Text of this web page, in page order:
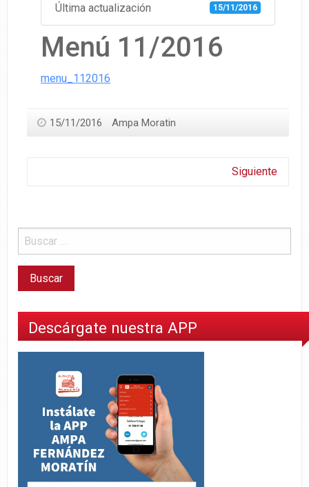
Última actualización 15/11/2016
Menú 11/2016
menu_112016
15/11/2016 Ampa Moratin
Siguiente
Descárgate nuestra APP